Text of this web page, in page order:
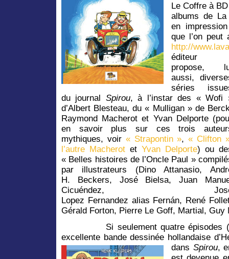
Le Coffre à
albums de La
en
que l’on
http://
éditeur
propose,
aussi,
séries
du journal Spirou, à l’instar des « Wofi
d’Albert Blesteau, du « Mulligan » de
Raymond Macherot et Yvan Delporte
en savoir plus sur ces trois
mythiques, voir « Strapontin »,« Clifton
l’autre Macherot et Yvan Delporte) ou
« Belles histoires de l’Oncle Paul »
par illustrateurs (Dino Attanasio,
H. Beckers, José Bielsa, Juan
Cicuéndez,
Lopez Fernandez alias Fernán, René
Gérald Forton, Pierre Le Goff, Martial,
Si seulement quatre épisodes (et
excellente bande dessinée hollandaise
dans Spirou,